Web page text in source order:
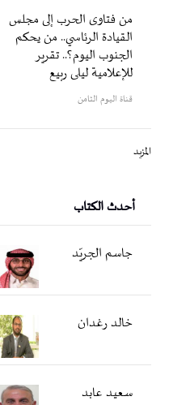
من فتاوى الحرب إلى مجلس
القيادة الرئاسي.. من يحكم
الجنوب اليوم؟.. تقرير
للإعلامية ليلى ربيع
قناة اليوم الثامن
المزيد
أحدث الكتاب
جاسم الجريّد
خالد رغدان
سعید عابد